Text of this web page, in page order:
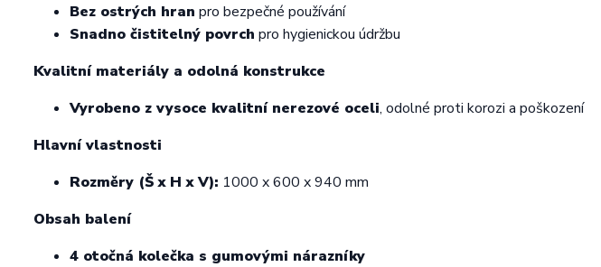
Bez ostrých hran pro bezpečné používání
Snadno čistitelný povrch pro hygienickou údržbu
Kvalitní materiály a odolná konstrukce
Vyrobeno z vysoce kvalitní nerezové oceli, odolné proti korozi a poškození
Hlavní vlastnosti
Rozměry (Š x H x V): 1000 x 600 x 940 mm
Obsah balení
4 otočná kolečka s gumovými nárazníky